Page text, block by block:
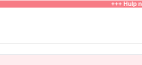
+++ Hulp nodig?